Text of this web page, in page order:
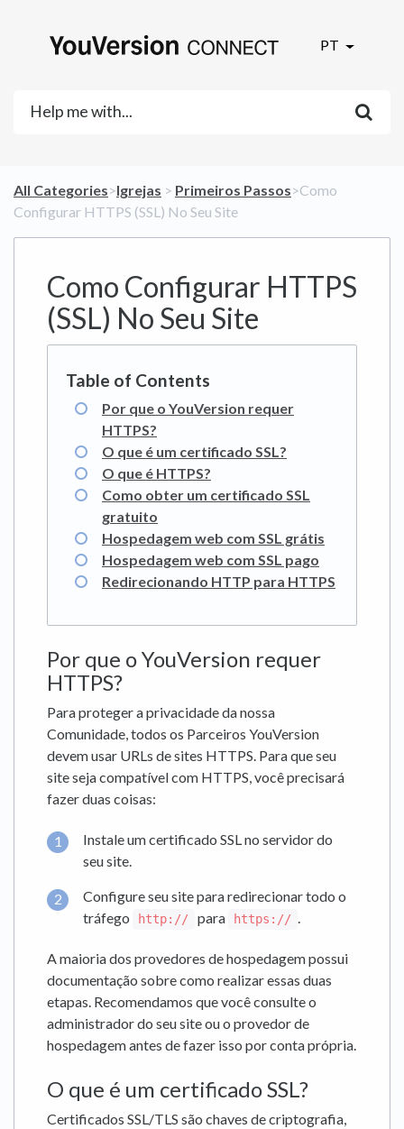
PT
All Categories​>​​Igrejas ​ > ​ ​Primeiros Passos​>​ Como
Configurar HTTPS (SSL) No Seu Site
Como Configurar HTTPS
(SSL) No Seu Site
Por que o YouVersion requer
HTTPS?
O que é um certificado SSL?
O que é HTTPS?
Como obter um certificado SSL
gratuito
Hospedagem web com SSL grátis
Hospedagem web com SSL pago
Redirecionando HTTP para HTTPS
Por que o YouVersion requer
HTTPS?
Para proteger a privacidade da nossa
Comunidade, todos os Parceiros YouVersion
devem usar URLs de sites HTTPS. Para que seu
site seja compatível com HTTPS, você precisará
fazer duas coisas:
Instale um certificado SSL no servidor do
seu site.
Configure seu site para redirecionar todo o
tráfego
http:// para https:// .
A maioria dos provedores de hospedagem possui
documentação sobre como realizar essas duas
etapas. Recomendamos que você consulte o
administrador do seu site ou o provedor de
hospedagem antes de fazer isso por conta própria.
O que é um certificado SSL?
Certificados SSL/TLS são chaves de criptografia,